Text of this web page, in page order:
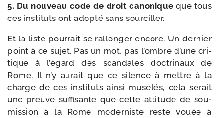
5. Du nou­veau code de droit cano­nique que tous
ces ins­ti­tuts ont adop­té sans sourciller.
Et la liste pour­rait se ral­lon­ger encore. Un der­nier
point à ce sujet. Pas un mot, pas l’ombre d’une cri­
tique à l’é­gard des scan­dales doc­tri­naux de
Rome. Il n’y aurait que ce silence à mettre à la
charge de ces ins­ti­tuts ain­si muse­lés, cela serait
une preuve suf­fi­sante que cette atti­tude de sou­
mis­sion à la Rome moder­niste reste vouée à